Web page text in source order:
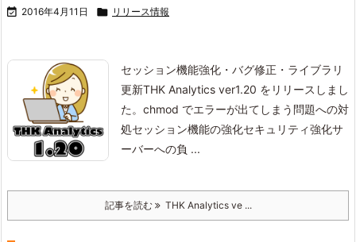
 2016年4月11日  リリース情報
セッション機能強化・バグ修正・ライブラリ
更新THK Analytics ver1.20 をリリースしまし
た。 chmod でエラーが出てしまう問題への対
処セッション機能の強化セキュリティ強化サ
ーバーへの負 ...
記事を読む THK Analytics ve ...